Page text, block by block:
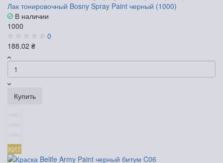
Лак тонировочный Bosny Spray Paint черный (1000)
В наличии
1000
0
188.02 ₴
Купить
ХИТ